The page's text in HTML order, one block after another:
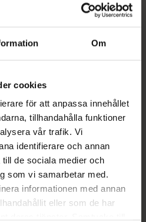
Om
cookies
för att anpassa innehållet
tillhandahålla funktioner
vår trafik. Vi
identifierare och annan
de sociala medier och
som vi samarbetar med.
informationen med annan
eller som de har
kr
21843,51 kr
Dölj